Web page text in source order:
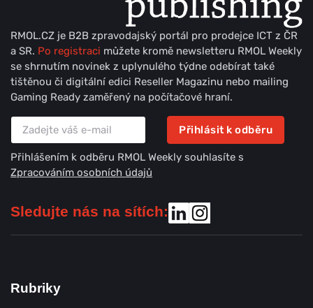
RMOL.CZ je B2B zpravodajský portál pro prodejce ICT z ČR
a SR. Po registraci můžete kromě newsletteru RMOL Weekly
se shrnutím novinek z uplynulého týdne odebírat také
tištěnou či digitální edici Reseller Magazinu nebo mailing
Gaming Ready zaměřený na počítačové hraní.
Přihlásit k odběru
Přihlášením k odběru RMOL Weekly souhlasíte s
Zpracováním osobních údajů
Sledujte nás na sítích:
Rubriky